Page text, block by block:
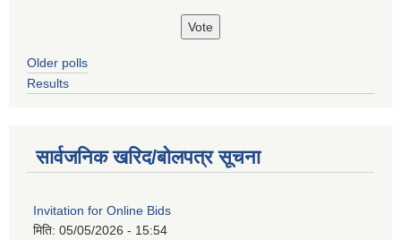
Older polls
Results
सार्वजनिक खरिद/बोलपत्र सूचना
Invitation for Online Bids
मिति: 05/05/2026 - 15:54